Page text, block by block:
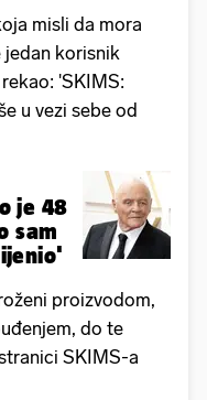
misli da mora
jedan korisnik
'SKIMS:
u vezi sebe od
je 48
sam
proizvodom,
do te
SKIMS-a